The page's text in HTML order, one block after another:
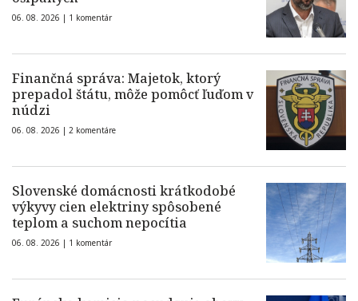
06. 08. 2026 | 1 komentár
Finančná správa: Majetok, ktorý
prepadol štátu, môže pomôcť ľuďom v
núdzi
06. 08. 2026 | 2 komentáre
Slovenské domácnosti krátkodobé
výkyvy cien elektriny spôsobené
teplom a suchom nepocítia
06. 08. 2026 | 1 komentár